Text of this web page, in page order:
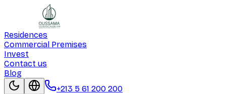
Residences
Commercial Premises
Invest
Contact us
Blog
+213 5 61 200 200